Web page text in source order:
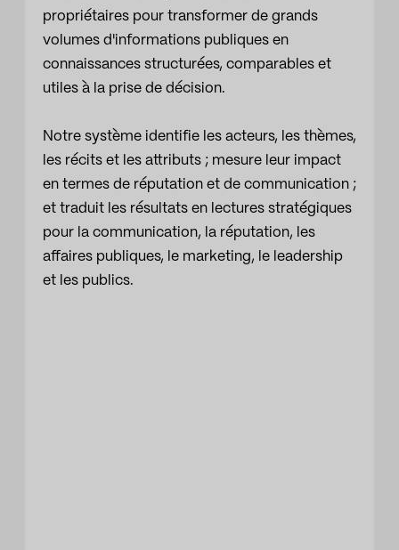
propriétaires pour transformer de grands
volumes d'informations publiques en
connaissances structurées, comparables et
utiles à la prise de décision.
Notre système identifie les acteurs, les thèmes,
les récits et les attributs ; mesure leur impact
en termes de réputation et de communication ;
et traduit les résultats en lectures stratégiques
pour la communication, la réputation, les
affaires publiques, le marketing, le leadership
et les publics.